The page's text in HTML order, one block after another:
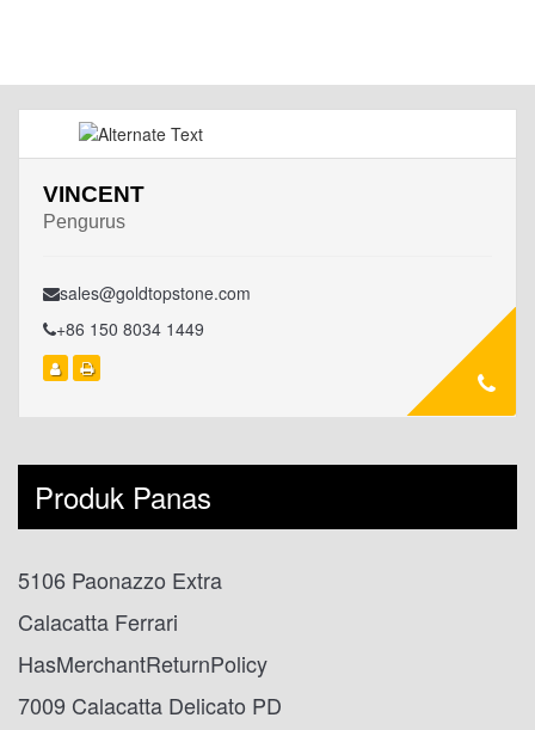
VINCENT
Pengurus
sales@goldtopstone.com
+86 150 8034 1449
Produk Panas
5106 Paonazzo Extra
Calacatta Ferrari
HasMerchantReturnPolicy
7009 Calacatta Delicato PD